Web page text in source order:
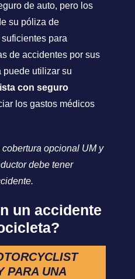
de auto, pero los
su póliza de
para
de accidentes por sus
puede utilizar su
con seguro
los gastos médicos
opcional UM y
debe tener
un accidente
PARA UNA